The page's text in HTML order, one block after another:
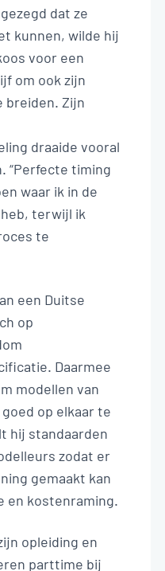
dat ze
kunnen, wilde hij
voor een
om ook zijn
breiden. Zijn
draaide vooral
“Perfecte timing
waar ik in de
terwijl ik
te
een Duitse
op
Daarmee
modellen van
op elkaar te
hij standaarden
zodat er
gemaakt kan
en kostenraming.
opleiding en
parttime bij